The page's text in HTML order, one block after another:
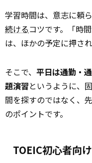
学習時間は、意志に頼
続けるコツです。「時
は、ほかの予定に押さ
そこで、 平日は通勤・
題演習というように、
間を探すのではなく、
のポイントです。
TOEIC初心者向